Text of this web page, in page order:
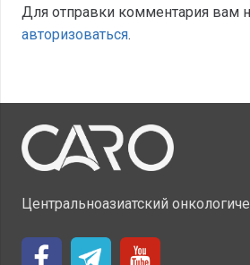
Для отправки комментария вам
авторизоваться.
Центральноазиатский